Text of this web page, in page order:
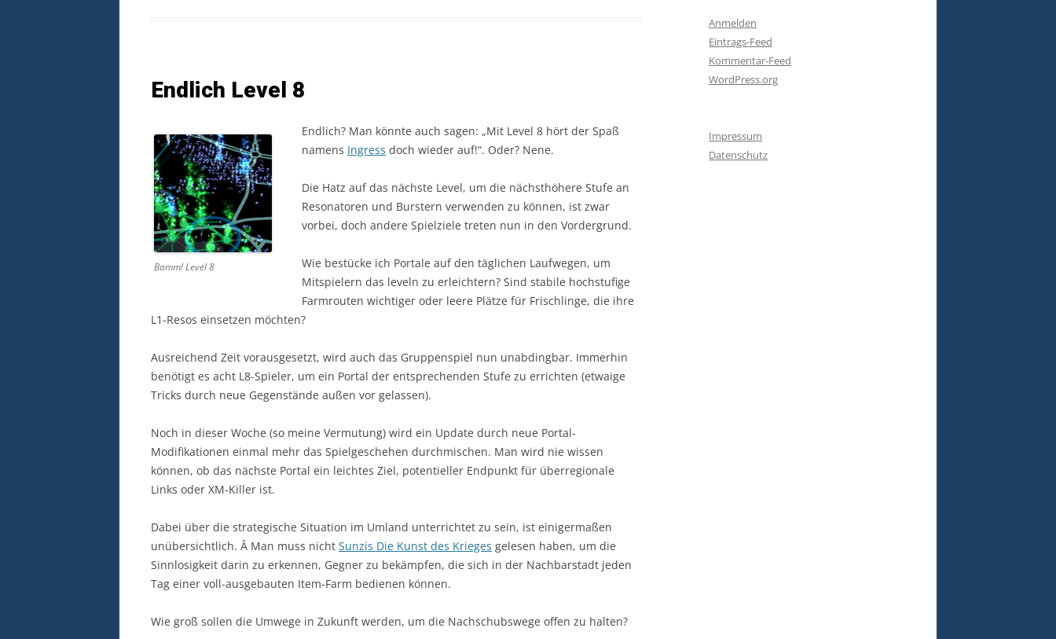
Endlich Level 8
Bamm! Level 8
Endlich? Man könnte auch sagen: „Mit Level 8 hört der Spaß
namens Ingress doch wieder auf!“. Oder? Nene.
Die Hatz auf das nächste Level, um die nächsthöhere Stufe an
Resonatoren und Burstern verwenden zu können, ist zwar
vorbei, doch andere Spielziele treten nun in den Vordergrund.
Wie bestücke ich Portale auf den täglichen Laufwegen, um
Mitspielern das leveln zu erleichtern? Sind stabile hochstufige
Farmrouten wichtiger oder leere Plätze für Frischlinge, die ihre
L1-Resos einsetzen möchten?
Ausreichend Zeit vorausgesetzt, wird auch das Gruppenspiel nun unabdingbar. Immerhin
benötigt es acht L8-Spieler, um ein Portal der entsprechenden Stufe zu errichten (etwaige
Tricks durch neue Gegenstände außen vor gelassen).
Noch in dieser Woche (so meine Vermutung) wird ein Update durch neue Portal-
Modifikationen einmal mehr das Spielgeschehen durchmischen. Man wird nie wissen
können, ob das nächste Portal ein leichtes Ziel, potentieller Endpunkt für überregionale
Links oder XM-Killer ist.
Dabei über die strategische Situation im Umland unterrichtet zu sein, ist einigermaßen
unübersichtlich. Â Man muss nicht Sunzis Die Kunst des Krieges gelesen haben, um die
Sinnlosigkeit darin zu erkennen, Gegner zu bekämpfen, die sich in der Nachbarstadt jeden
Tag einer voll-ausgebauten Item-Farm bedienen können.
Wie groß sollen die Umwege in Zukunft werden, um die Nachschubswege offen zu halten?
Anmelden
Eintrags-Feed
Kommentar-Feed
WordPress.org
Impressum
Datenschutz